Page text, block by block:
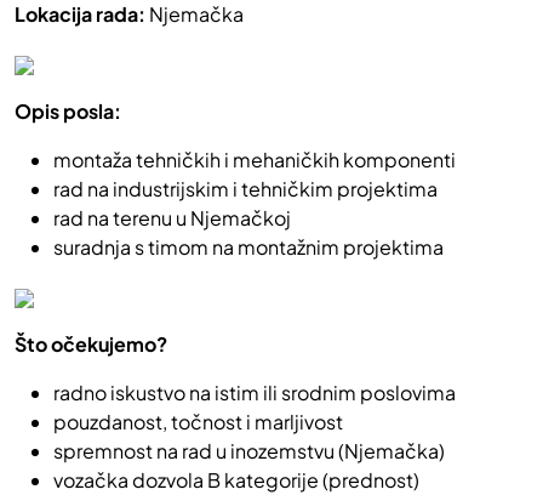
Lokacija rada: Njemačka
Opis posla:
montaža tehničkih i mehaničkih komponenti
rad na industrijskim i tehničkim projektima
rad na terenu u Njemačkoj
suradnja s timom na montažnim projektima
Što očekujemo?
radno iskustvo na istim ili srodnim poslovima
pouzdanost, točnost i marljivost
spremnost na rad u inozemstvu (Njemačka)
vozačka dozvola B kategorije (prednost)